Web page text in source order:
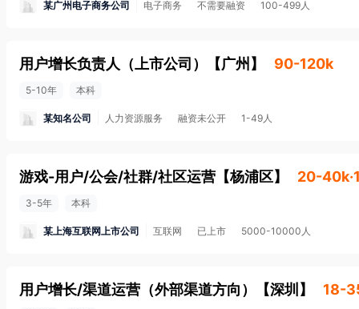
某广州电子商务公司 电子商务 不需要融资 100-499人
用户增长负责人（上市公司） 【广州 】 90-120k
5-10年 本科
某知名公司 人力资源服务 融资未公开 1-49人
游戏-用户/公会/社群/社区运营 【杨浦区】 20-
3-5年 本科
某上海互联网上市公司 互联网 已上市 5000-10000人
用户增长/渠道运营（外部渠道方向） 【深圳 】 18-